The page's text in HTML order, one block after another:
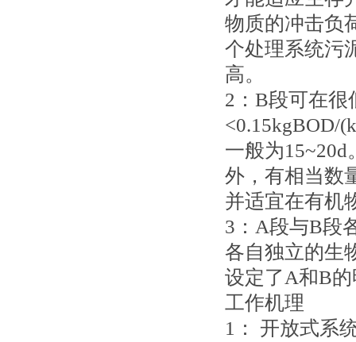
物质的冲击负
个处理系统污
高。
2：B段可在很
<0.15kgBOD/
一般为
外，有相当数
并适宜在有机
3：A段与B段
各自独立的生
设定了A和B
工作机理
1： 开放式系